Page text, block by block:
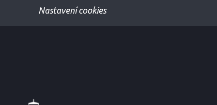
Nastavení cookies